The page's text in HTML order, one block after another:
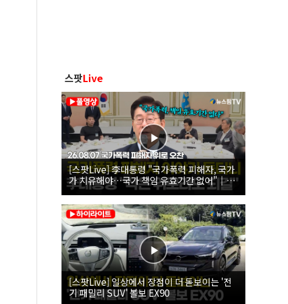
스팟Live
[스팟Live] 李대통령 "국가폭력 피해자, 국가
가 치유해야…국가 책임 유효기간 없어"｜
26.08.07 국가폭력 피해자 위로 오찬
[스팟Live] 일상에서 장점이 더 돋보이는 '전
기 패밀리 SUV' 볼보 EX90